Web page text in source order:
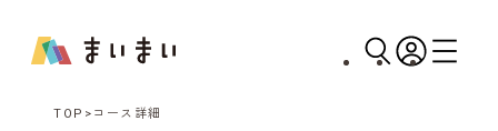
TOP コース詳細